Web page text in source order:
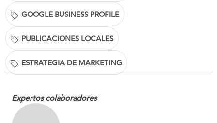
GOOGLE BUSINESS PROFILE
PUBLICACIONES LOCALES
ESTRATEGIA DE MARKETING
Expertos colaboradores